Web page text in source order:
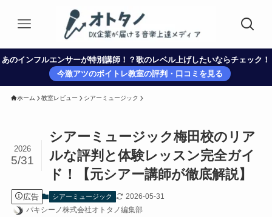
あのインフルエンサーが特別講師！？歌のレベル上げしたいならチェック！
今激アツのボイトレ教室の評判・口コミを見る
ホーム 教室レビュー シアーミュージック
シアーミュージック梅田校のリア
ルな評判と体験レッスン完全ガイ
ド！【元シアー講師が徹底解説】
2026
5/31
広告 シアーミュージック
2026-05-31
パキシーノ株式会社オトタノ編集部